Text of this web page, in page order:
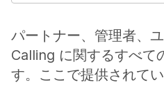
パートナー、管理者、
Calling に関するすべて
す。ここで提供されて